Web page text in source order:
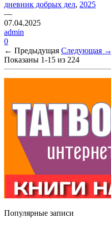
дневник добрых дел, 2025
—
07.04.2025
admin
0
← Предыдущая Следующая →
Показаны 1-15 из 224
Популярные записи